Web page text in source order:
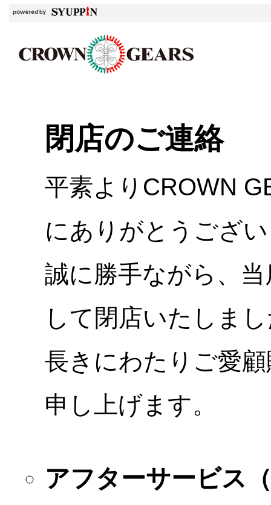
閉店のご連絡
平素よりCROWN
にありがとうござ
誠に勝手ながら、
して閉店いたしま
長きにわたりご愛
申し上げます。
アフターサービス